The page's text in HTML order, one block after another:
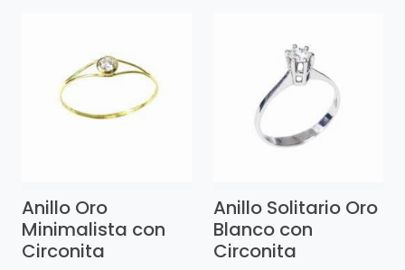
Anillo Oro
Minimalista con
Circonita
Anillo Solitario Oro
Blanco con
Circonita